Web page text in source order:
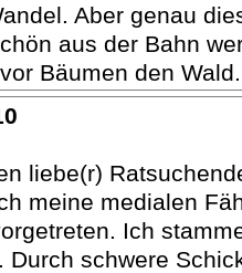
Aber genau
aus der Bahn
Bäumen den
liebe(r)
meine medialen
Ich
Durch schwere